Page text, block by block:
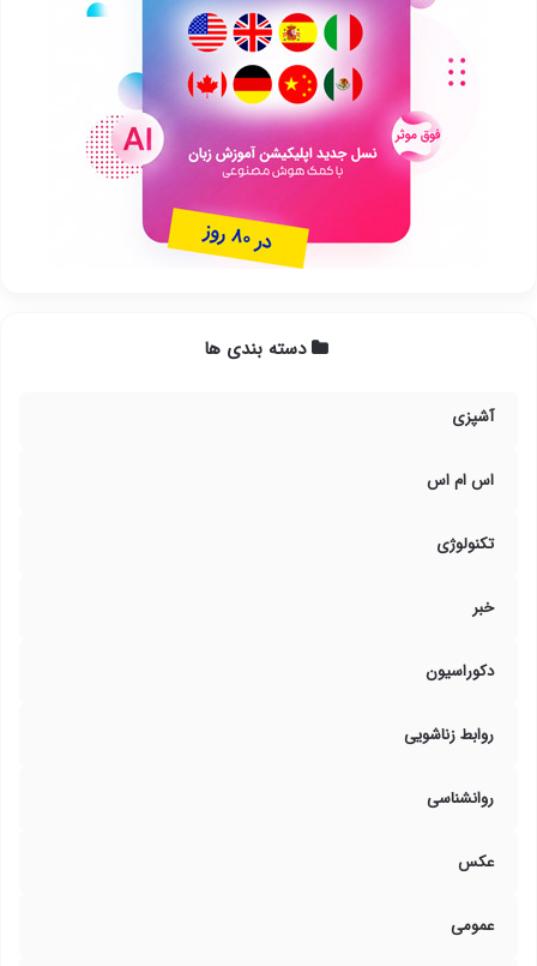
دسته بندی ها
آشپزی
اس ام اس
تکنولوژی
خبر
دکوراسیون
روابط زناشویی
روانشناسی
عکس
عمومی